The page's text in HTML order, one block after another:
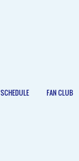
SCHEDULE FAN CLUB